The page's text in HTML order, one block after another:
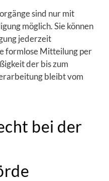
sind nur mit
möglich. Sie können
jederzeit
formlose Mitteilung per
der bis zum
bleibt vom
bei der